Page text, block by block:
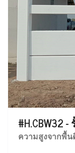
#H.CBW32
ความสูงจากพื้น